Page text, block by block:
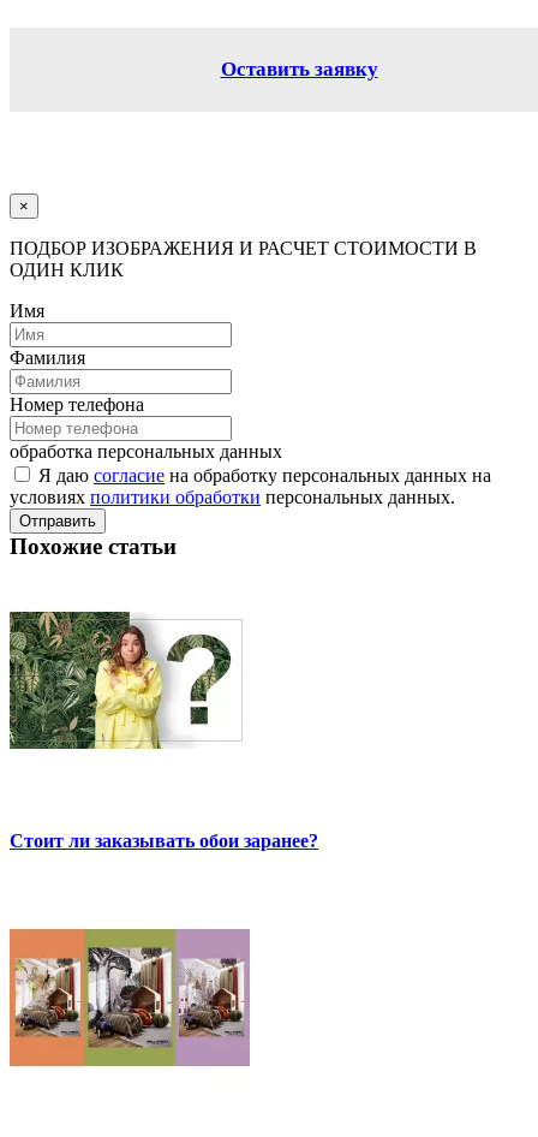
Оставить заявку
×
ПОДБОР ИЗОБРАЖЕНИЯ И РАСЧЕТ СТОИМОСТИ В
ОДИН КЛИК
Имя
Фамилия
Номер телефона
обработка персональных данных
Я даю согласие на обработку персональных данных на
условиях политики обработки персональных данных.
Отправить
Похожие статьи
Стоит ли заказывать обои заранее?